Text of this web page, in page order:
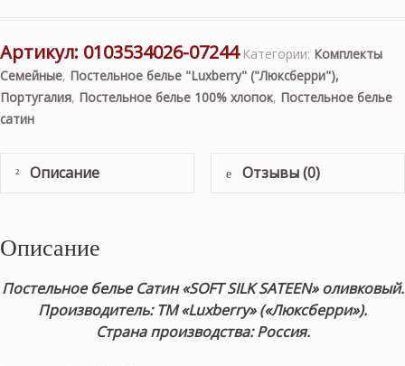
Артикул: 0103534026-07244 Категории: Комплекты
Семейные, Постельное белье "Luxberry" ("Люксберри"),
Португалия, Постельное белье 100% хлопок, Постельное белье
сатин
Описание Отзывы (0)
Описание
Постельное белье Сатин «SOFT SILK SATEEN» оливковый.
Производитель: ТМ «Luxberry» («Люксберри»).
Страна производства: Россия.